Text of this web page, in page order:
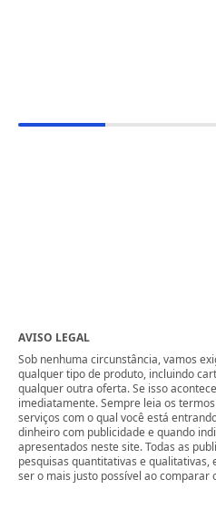
AVISO LEGAL
Sob nenhuma circunstância, vamos
qualquer tipo de produto, incluindo
qualquer outra oferta. Se isso
imediatamente. Sempre leia os
serviços com o qual você está
dinheiro com publicidade e quando
apresentados neste site. Todas as
pesquisas quantitativas e qualitativas,
ser o mais justo possível ao comparar